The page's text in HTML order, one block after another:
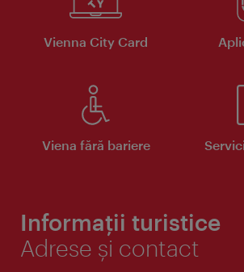
Vienna City Card
Viena fără bariere
Informații turistice
Adrese și contact